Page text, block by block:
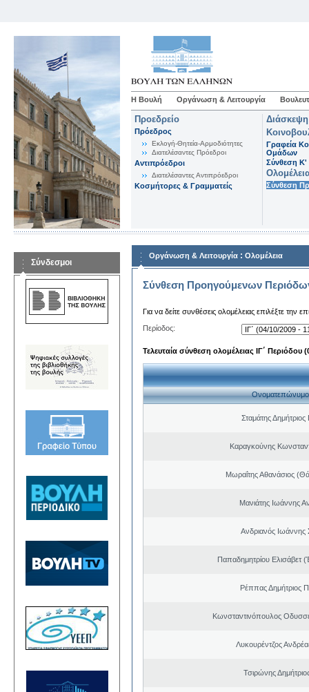
Η Βουλή Οργάνωση & Λειτουργία
Προεδρείο
Πρόεδρος
Εκλογή-Θητεία-Αρμοδιότητες
Διατελέσαντες Πρόεδροι
Αντιπρόεδροι
Διατελέσαντες Αντιπρόεδροι
Κοσμήτορες & Γραμματείς
Γραφεία
Ομάδων
Σύνθεση K'
Σύνθεση
Σύνδεσμοι
Οργάνωση & Λειτουργία : Ολομέλεια
Σύνθεση Προηγούμενων
Για να δείτε συνθέσεις ολομέλειας επιλέξτε την
Περίοδος:
Τελευταία σύνθεση ολομέλειας ΙΓ΄ Περιόδου
Ονοματεπώνυμο
Σταμάτης Δημήτριος
Καραγκούνης
Μωραΐτης Αθανάσιος
Μανιάτης Ιωάννης
Ανδριανός Ιωάννης
Παπαδημητρίου Ελισάβετ
Ρέππας Δημήτριος
Κωνσταντινόπουλος
Λυκουρέντζος
Τσιρώνης